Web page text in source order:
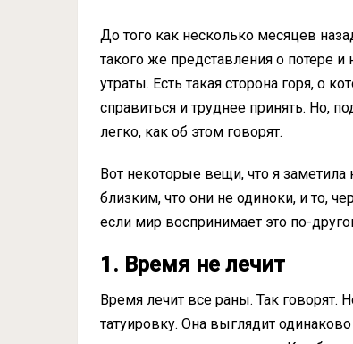
До того как несколько месяцев
такого же представления о потере
утраты. Есть такая сторона горя, о
справиться и труднее принять. Но,
легко, как об этом говорят.
Вот некоторые вещи, что я
близким, что они не одиноки, и то,
если мир воспринимает это по-
1. Время не лечит
Время лечит все раны. Так говорят.
татуировку. Она выглядит